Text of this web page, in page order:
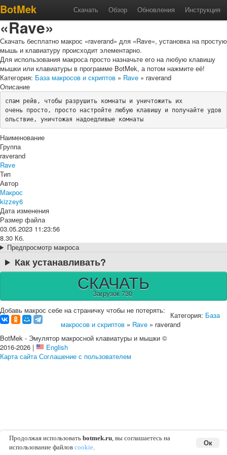
BotMek Скачать Обзор Обновления Инструкция
Макрос «raverand» для
«Rave»
Скачать бесплатно макрос «raverand» для «Rave», установка на простую
мышь и клавиатуру происходит элементарно.
Для использования макроса просто назначьте его на любую клавишу
мышки или клавиатуры в программе BotMek, а потом нажмите её!
Категория: База макросов и скриптов » Rave » raverand
Описание
спам рейв, чтобы разрушить комнаты и уничтожить их
очень просто, просто настройте любую клавишу и получайте удов
ольствие, уничтожая надоедливые комнаты
Наименование
Группа
raverand
Rave
Тип
Автор
Макрос
kizzey6
Дата изменения
Размер файла
03.05.2023 11:23:56
8.30 Кб.
Предпросмотр макроса
Как устанавливать?
СКАЧАТЬ
Загрузок 730
Добавь макрос себе на страничку чтобы не потерять:
Категория: База
макросов и скриптов » Rave » raverand
BotMek - Эмулятор макросной клавиатуры и мышки ©
2016-2026 |
English
Карта сайта Соглашение с пользователем